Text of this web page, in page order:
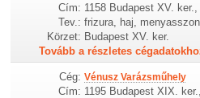
Cím: 1158 Budapest XV.
Tev.: frizura, haj,
Körzet: Budapest XV. ker.
Tovább a részletes
Cég: Vénusz Varázsműhely
Cím: 1195 Budapest XIX.